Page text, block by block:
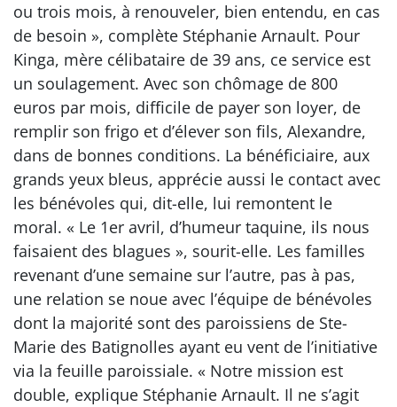
ou trois mois, à renouveler, bien entendu, en cas
de besoin », complète Stéphanie Arnault. Pour
Kinga, mère célibataire de 39 ans, ce service est
un soulagement. Avec son chômage de 800
euros par mois, difficile de payer son loyer, de
remplir son frigo et d’élever son fils, Alexandre,
dans de bonnes conditions. La bénéficiaire, aux
grands yeux bleus, apprécie aussi le contact avec
les bénévoles qui, dit-elle, lui remontent le
moral. « Le 1er avril, d’humeur taquine, ils nous
faisaient des blagues », sourit-elle. Les familles
revenant d’une semaine sur l’autre, pas à pas,
une relation se noue avec l’équipe de bénévoles
dont la majorité sont des paroissiens de Ste-
Marie des Batignolles ayant eu vent de l’initiative
via la feuille paroissiale. « Notre mission est
double, explique Stéphanie Arnault. Il ne s’agit